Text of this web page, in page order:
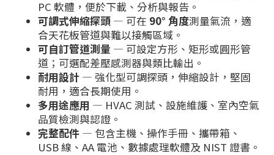
PC 軟體，便於下載、分析與報告。
可調式伸縮探頭 — 可在 90° 角度測量氣流，適
合天花板管道與難以接觸區域。
可自訂管道測量 — 可設定方形、矩形或圓形管
道；可選配差壓感測器與類比輸出。
耐用設計 — 強化型可調探頭，伸縮設計，堅固
耐用，適合長期使用。
多用途應用 — HVAC 測試、設施維護、室內空氣
品質檢測與認證。
完整配件 — 包含主機、操作手冊、攜帶箱、
USB 線、AA 電池、數據處理軟體及 NIST 證書。